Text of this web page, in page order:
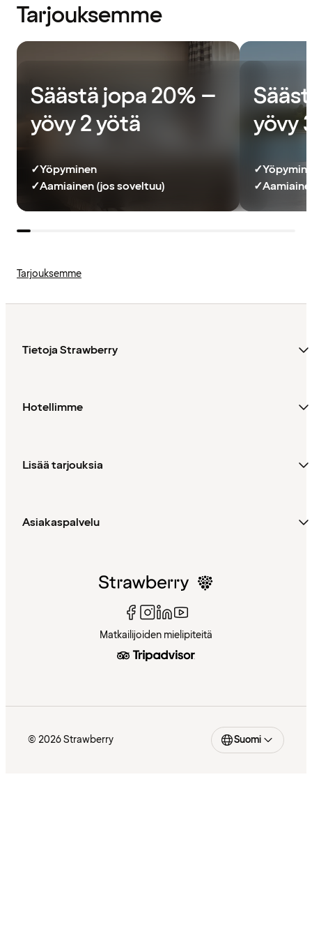
Tarjouksemme
Säästä jopa 20% –
yövy 2 yötä
✓Yöpyminen
✓Aamiainen (jos soveltuu)
yövy
✓
✓
Tarjouksemme
Tietoja Strawberry
Hotellimme
Lisää tarjouksia
Asiakaspalvelu
Matkailijoiden mielipiteitä
© 2026 Strawberry Suomi